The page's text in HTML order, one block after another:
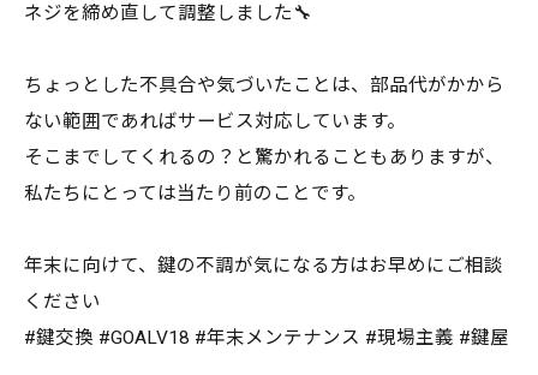
ネジを締め直して調整しました🔧
ちょっとした不具合や気づいたことは、部品代がかから
ない範囲であればサービス対応しています。
そこまでしてくれるの？と驚かれることもありますが、
私たちにとっては当たり前のことです。
年末に向けて、鍵の不調が気になる方はお早めにご相談
ください
#鍵交換 #GOALV18 #年末メンテナンス #現場主義 #鍵屋